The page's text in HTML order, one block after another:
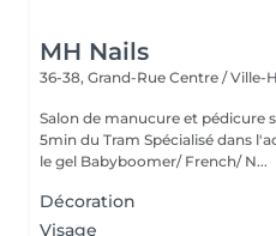
MH Nails
36-38, Grand-Rue Centre / Ville-
Salon de manucure et pédicure
5min du Tram Spécialisé dans
le gel Babyboomer/ French/ N...
Décoration
Visage